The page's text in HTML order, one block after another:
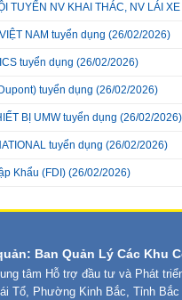
TUYỂN NV KHAI THÁC, NV LÁI
NAM tuyển dụng (26/02/2026)
tuyển dụng (26/02/2026)
tuyển dụng (26/02/2026)
BỊ UMW tuyển dụng (26/02/2026)
tuyển dụng (26/02/2026)
Khẩu (FDI) (26/02/2026)
Ban Quản Lý Các Khu
tâm Hỗ trợ đầu tư và Phát
Tổ, Phường Kinh Bắc, Tỉnh Bắc